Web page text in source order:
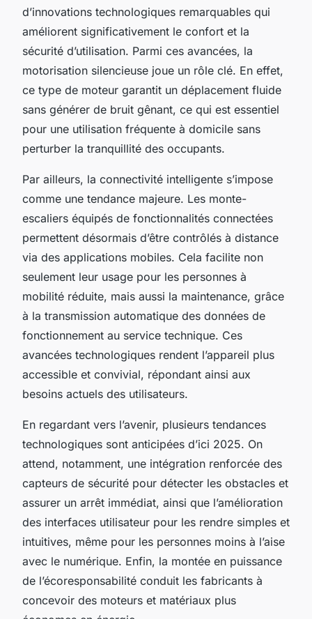
d’innovations technologiques remarquables qui
améliorent significativement le confort et la
sécurité d’utilisation. Parmi ces avancées, la
motorisation silencieuse joue un rôle clé. En effet,
ce type de moteur garantit un déplacement fluide
sans générer de bruit gênant, ce qui est essentiel
pour une utilisation fréquente à domicile sans
perturber la tranquillité des occupants.
Par ailleurs, la connectivité intelligente s’impose
comme une tendance majeure. Les monte-
escaliers équipés de fonctionnalités connectées
permettent désormais d’être contrôlés à distance
via des applications mobiles. Cela facilite non
seulement leur usage pour les personnes à
mobilité réduite, mais aussi la maintenance, grâce
à la transmission automatique des données de
fonctionnement au service technique. Ces
avancées technologiques rendent l’appareil plus
accessible et convivial, répondant ainsi aux
besoins actuels des utilisateurs.
En regardant vers l’avenir, plusieurs tendances
technologiques sont anticipées d’ici 2025. On
attend, notamment, une intégration renforcée des
capteurs de sécurité pour détecter les obstacles et
assurer un arrêt immédiat, ainsi que l’amélioration
des interfaces utilisateur pour les rendre simples et
intuitives, même pour les personnes moins à l’aise
avec le numérique. Enfin, la montée en puissance
de l’écoresponsabilité conduit les fabricants à
concevoir des moteurs et matériaux plus